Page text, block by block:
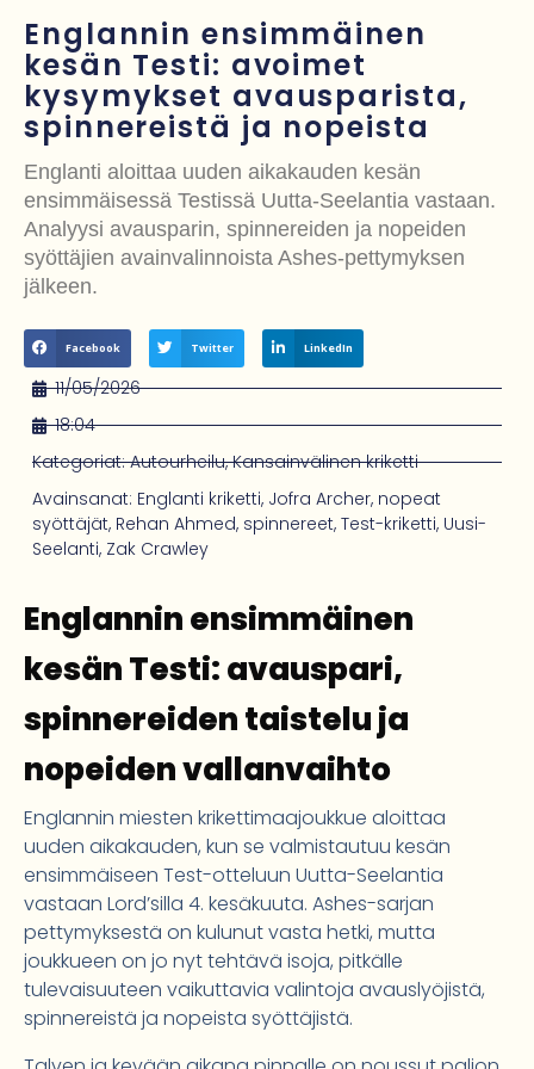
Iso-Britannia kieltämässä alle 16-vuotiailta pääsyn suuriin sosiaalisen
median alustoihin – Starmer lupaa rohkeita toimia
Pekka Hyysalo poseeraa läheisissä tunnelmissa Kaitlin O’Toolen
kanssa – taustalla vahva selviytymistarina
Kanadan pääministeri Mark Carney vieraili esi-isiensä kylässä Mayossa
JP Kukkonen kiistää pahoinpitelysyytteet ja kuvailee rajua
Englannin ensimmäinen
kesän Testi: avoimet
kysymykset avausparista,
spinnereistä ja nopeista
Englanti aloittaa uuden aikakauden kesän
ensimmäisessä Testissä Uutta-Seelantia vastaan.
Analyysi avausparin, spinnereiden ja nopeiden
syöttäjien avainvalinnoista Ashes-pettymyksen
jälkeen.
Facebook Twitter LinkedIn
11/05/2026
18:04
Kategoriat: Autourheilu,Kansainvälinen kriketti
Avainsanat: Englanti kriketti, Jofra Archer, nopeat
syöttäjät, Rehan Ahmed, spinnereet, Test-kriketti, Uusi-
Seelanti, Zak Crawley
Englannin ensimmäinen
kesän Testi: avauspari,
spinnereiden taistelu ja
nopeiden vallanvaihto
Englannin miesten krikettimaajoukkue aloittaa
uuden aikakauden, kun se valmistautuu kesän
ensimmäiseen Test-otteluun Uutta-Seelantia
vastaan Lord’silla 4. kesäkuuta. Ashes-sarjan
pettymyksestä on kulunut vasta hetki, mutta
joukkueen on jo nyt tehtävä isoja, pitkälle
tulevaisuuteen vaikuttavia valintoja avauslyöjistä,
spinnereistä ja nopeista syöttäjistä.